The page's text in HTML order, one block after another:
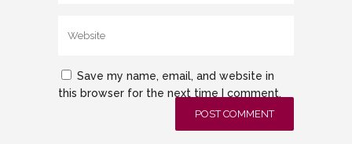
Save my name, email, and website in
this browser for the next time I comment.